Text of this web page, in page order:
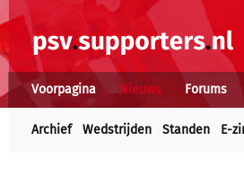
Voorpagina Nieuws Forums
Archief Wedstrijden Standen E-